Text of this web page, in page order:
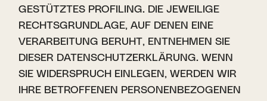
GESTÜTZTES PROFILING. DIE JEWEILIGE
RECHTSGRUNDLAGE, AUF DENEN EINE
VERARBEITUNG BERUHT, ENTNEHMEN SIE
DIESER DATENSCHUTZERKLÄRUNG. WENN
SIE WIDERSPRUCH EINLEGEN, WERDEN WIR
IHRE BETROFFENEN PERSONENBEZOGENEN